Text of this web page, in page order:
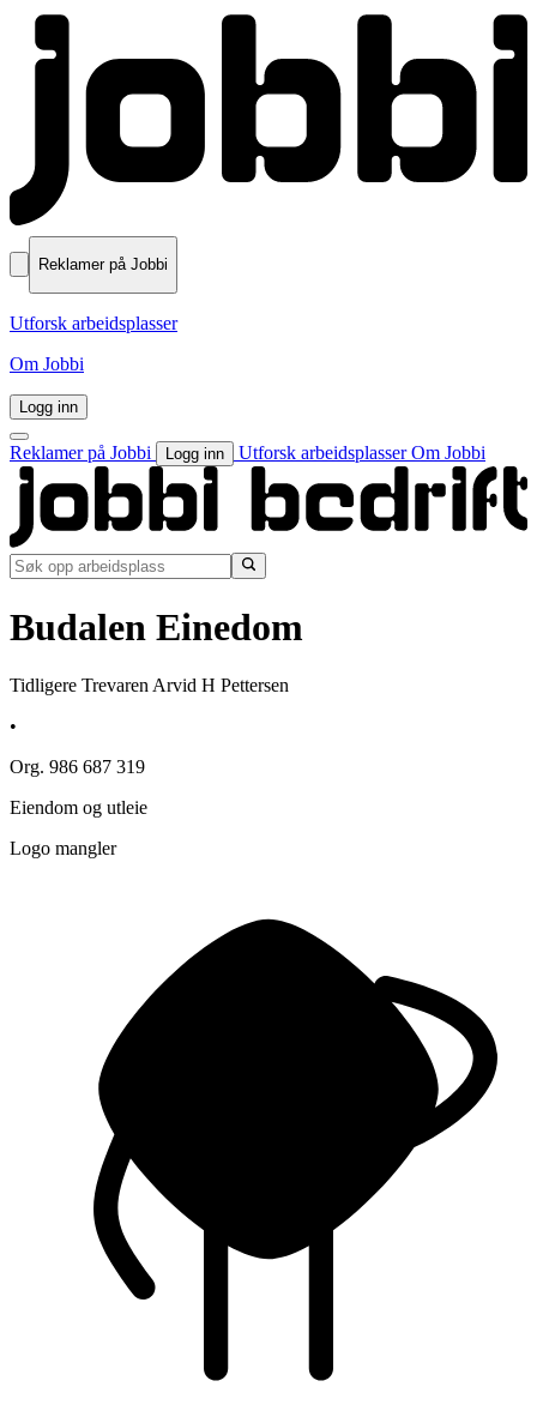
Reklamer på Jobbi
Utforsk arbeidsplasser
Om Jobbi
Logg inn
Reklamer på Jobbi Logg inn Utforsk arbeidsplasserOm Jobbi
Budalen Einedom
Tidligere Trevaren Arvid H Pettersen
•
Org. 986 687 319
Eiendom og utleie
Logo mangler